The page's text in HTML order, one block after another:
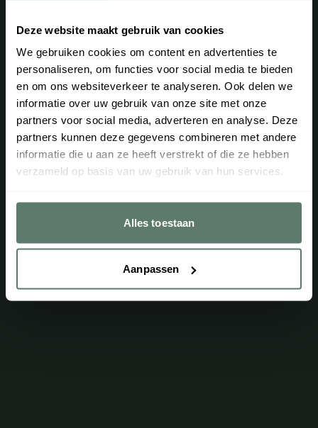
Deze website maakt gebruik van cookies
We gebruiken cookies om content en advertenties te
personaliseren, om functies voor social media te bieden
en om ons websiteverkeer te analyseren. Ook delen we
informatie over uw gebruik van onze site met onze
partners voor social media, adverteren en analyse. Deze
partners kunnen deze gegevens combineren met andere
informatie die u aan ze heeft verstrekt of die ze hebben
verzameld op basis van uw gebruik van hun services.
Alles toestaan
Aanpassen
Helaas kon dit product niet gevonden worden
Terug